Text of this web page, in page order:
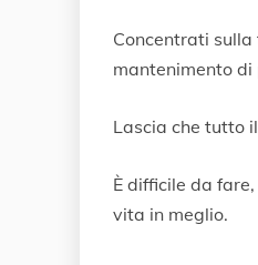
Concentrati
mantenimento
Lascia che tutto
È difficile da
vita in meglio.